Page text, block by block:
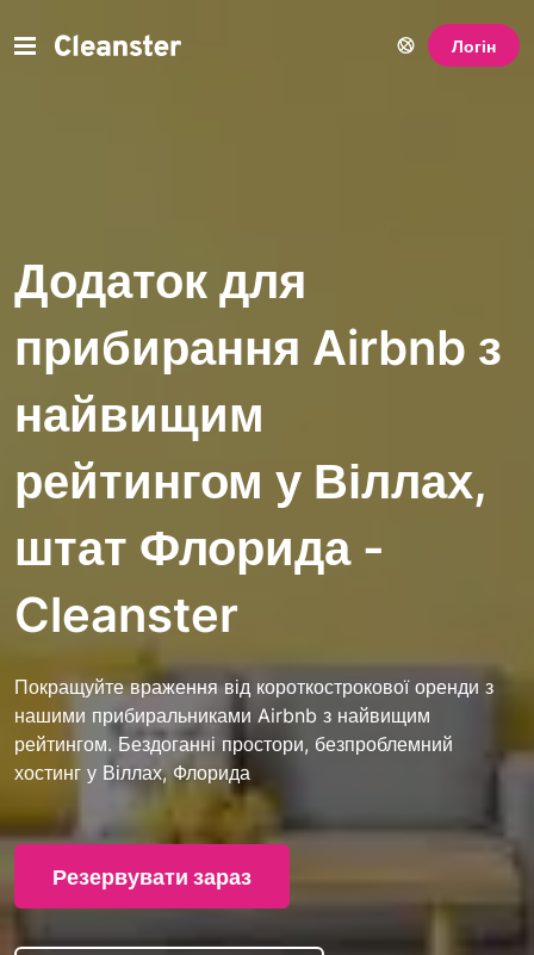
Логін
Додаток для
прибирання Airbnb з
найвищим
рейтингом у Віллах,
штат Флорида -
Cleanster
Покращуйте враження від короткострокової оренди з
нашими прибиральниками Airbnb з найвищим
рейтингом. Бездоганні простори, безпроблемний
хостинг у Віллах, Флорида
Резервувати зараз